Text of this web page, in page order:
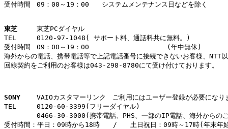
受付時間	09：00～19：00	システムメンテナンス日などを除く
東芝
東芝PCダイヤル
TEL	0120-97-1048( サポート料、通話料共に無料。)
受付時間	09：00～19：00			(年中無休)
海外からの電話、携帯電話等で上記電話番号に接続できないお客様、NTT
回線契約をご利用のお客様は043-298-8780にて受け付けております。
SONY
TEL	0120-60-3399(フリーダイヤル)
0466-30-3000(携帯電話、PHS、一部のIP電話、海外からの
受付時間：平日：09時から18時　　/　　土日祝日：09時～17時(年末年